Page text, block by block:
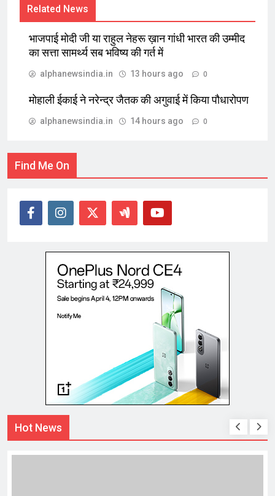
Related News
भाजपाई मोदी जी या राहुल नेहरू ख़ान गांधी भारत की उम्मीद
का सत्ता सामर्थ्य सब भविष्य की गर्त में
alphanewsindia.in 13 hours ago 0
मोहाली ईकाई ने नरेन्द्र जैतक की अगुवाई में किया पौधारोपण
alphanewsindia.in 14 hours ago 0
Find Me On
Hot News